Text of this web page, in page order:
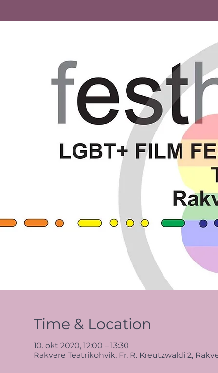
Time & Location
10. okt 2020, 12:00 – 13:30
Rakvere Teatrikohvik, Fr. R. Kreutzwaldi 2,